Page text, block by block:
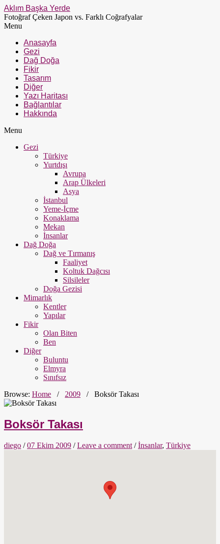
Aklım Başka Yerde
Fotoğraf Çeken Japon vs. Farklı Coğrafyalar
Menu
Anasayfa
Gezi
Dağ Doğa
Fikir
Tasarım
Diğer
Yazı Haritası
Bağlantılar
Hakkında
Menu
Gezi
Türkiye
Yurtdışı
Avrupa
Arap Ülkeleri
Asya
İstanbul
Yeme-İçme
Konaklama
Mekan
İnsanlar
Dağ Doğa
Dağ ve Tırmanış
Faaliyet
Koltuk Dağcısı
Silsileler
Doğa Gezisi
Mimarlık
Kentler
Yapılar
Fikir
Olan Biten
Ben
Diğer
Buluntu
Elmyra
Sınıfsız
Browse: Home / 2009 / Boksör Takası
Boksör Takası
diego /07 Ekim 2009 /Leave a comment /İnsanlar, Türkiye